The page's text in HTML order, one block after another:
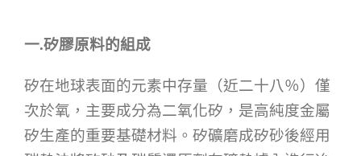
一.矽膠原料的組成
矽在地球表面的元素中存量（近二十八％）僅
次於氧，主要成分為二氧化矽，是高純度金屬
矽生產的重要基礎材料。矽礦磨成矽砂後經用